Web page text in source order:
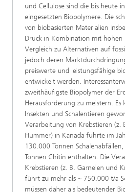
und Cellulose sind die bis heute
eingesetzten Biopolymere. Die
von biobasierten Materialien
Druck in Kombination mit hohen
Vergleich zu Alternativen auf
jedoch deren
preiswerte und leistungsfähige
entwickelt werden.
zweithäufigste Biopolymer der
Herausforderung zu meistern. Es
Insekten und Schalentieren
Verarbeitung von Krebstieren (z.
Hummer) in Kanada führte im
130.000 Tonnen
Tonnen Chitin enthalten. Die
Krebstieren (z. B. Garnelen und
führt zu mehr als ~ 750.000 t/a
müssen daher als bedeutender